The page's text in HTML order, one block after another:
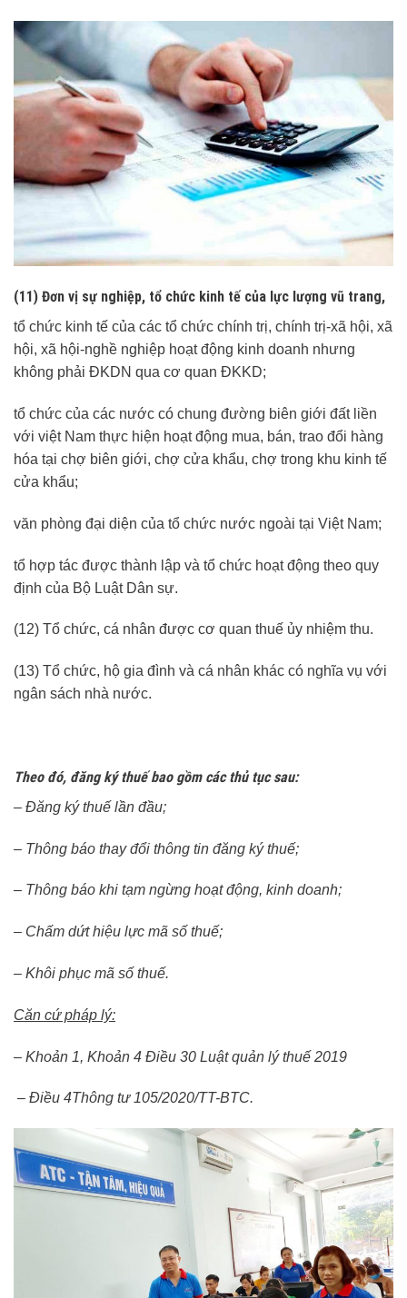
(11) Đơn vị sự nghiệp, tổ chức kinh tế của lực lượng vũ trang,
tổ chức kinh tế của các tổ chức chính trị, chính trị-xã hội, xã
hội, xã hội-nghề nghiệp hoạt động kinh doanh nhưng
không phải ĐKDN qua cơ quan ĐKKD;
tổ chức của các nước có chung đường biên giới đất liền
với việt Nam thực hiện hoạt động mua, bán, trao đổi hàng
hóa tại chợ biên giới, chợ cửa khẩu, chợ trong khu kinh tế
cửa khẩu;
văn phòng đại diện của tổ chức nước ngoài tại Việt Nam;
tổ hợp tác được thành lập và tổ chức hoạt động theo quy
định của Bộ Luật Dân sự.
(12) Tổ chức, cá nhân được cơ quan thuế ủy nhiệm thu.
(13) Tổ chức, hộ gia đình và cá nhân khác có nghĩa vụ với
ngân sách nhà nước.
Theo đó, đăng ký thuế bao gồm các thủ tục sau:
– Đăng ký thuế lần đầu;
– Thông báo thay đổi thông tin đăng ký thuế;
– Thông báo khi tạm ngừng hoạt động, kinh doanh;
– Chấm dứt hiệu lực mã số thuế;
– Khôi phục mã số thuế.
Căn cứ pháp lý:
– Khoản 1, Khoản 4 Điều 30 Luật quản lý thuế 2019
– Điều 4Thông tư 105/2020/TT-BTC.